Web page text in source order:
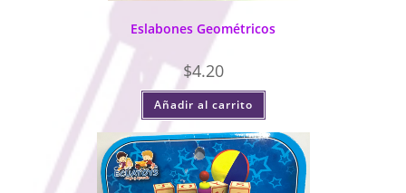
Eslabones Geométricos
$4.20
Añadir al carrito